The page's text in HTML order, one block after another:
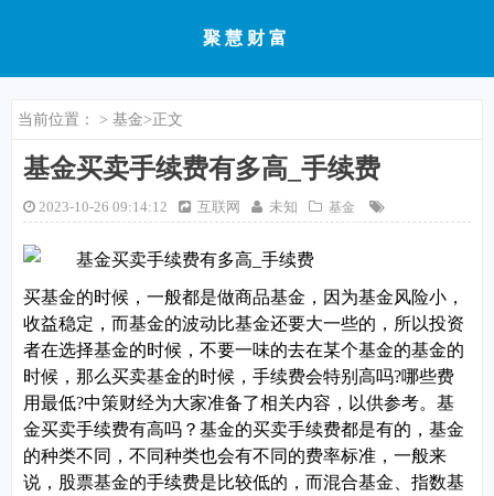
聚慧财富
当前位置： > 基金>正文
基金买卖手续费有多高_手续费
2023-10-26 09:14:12 互联网 未知 基金
买基金的时候，一般都是做商品基金，因为基金风险小，
收益稳定，而基金的波动比基金还要大一些的，所以投资
者在选择基金的时候，不要一味的去在某个基金的基金的
时候，那么买卖基金的时候，手续费会特别高吗?哪些费
用最低?中策财经为大家准备了相关内容，以供参考。基
金买卖手续费有高吗？基金的买卖手续费都是有的，基金
的种类不同，不同种类也会有不同的费率标准，一般来
说，股票基金的手续费是比较低的，而混合基金、指数基